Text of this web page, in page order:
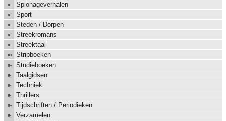
Spionageverhalen
Sport
Steden / Dorpen
Streekromans
Streektaal
Stripboeken
Studieboeken
Taalgidsen
Techniek
Thrillers
Tijdschriften / Periodieken
Verzamelen